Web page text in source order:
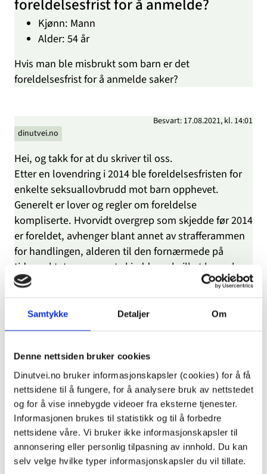
Samtykke Detaljer Om
Denne nettsiden bruker cookies
Dinutvei.no bruker informasjonskapsler (cookies) for å få
nettsidene til å fungere, for å analysere bruk av nettstedet
og for å vise innebygde videoer fra eksterne tjenester.
Informasjonen brukes til statistikk og til å forbedre
nettsidene våre. Vi bruker ikke informasjonskapsler til
annonsering eller personlig tilpasning av innhold. Du kan
selv velge hvilke typer informasjonskapsler du vil tillate.
foreldelsesfrist for å anmelde?
Kjønn: Mann
Alder: 54 år
Hvis man ble misbrukt som barn er det
foreldelsesfrist for å anmelde saker?
Besvart: 17.08.2021, kl. 14:01
dinutvei.no
Hei, og takk for at du skriver til oss.
Etter en lovendring i 2014 ble foreldelsesfristen for
enkelte seksuallovbrudd mot barn opphevet.
Generelt er lover og regler om foreldelse
kompliserte. Hvorvidt overgrep som skjedde før 2014
er foreldet, avhenger blant annet av strafferammen
for handlingen, alderen til den fornærmede på
tidspunktet overgrepet skjedde og hvilket lovverk
som gjaldt da det straffbare forholdet skjedde.
juridisk kompetanse for å si om et forhold er foreldet
eller ikke. Vi vil anbefale deg å kontakte en
sikker vurdering av dette. En bistandsadvokat kan
også bestille time hos politiet og være med deg
dersom du vil levere en anmeldelse.
Utsatte for overgrep kan ha rett til en gratis samtale
med en bistandsadvokat før de bestemmer seg for
om de vil anmelde. Du kan søke etter
bistandsadvokati oversikten over faste
bistandsadvokater fra domstolen.noellerpå